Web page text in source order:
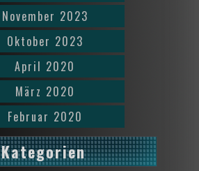
November 2023
Oktober 2023
April 2020
März 2020
Februar 2020
Kategorien